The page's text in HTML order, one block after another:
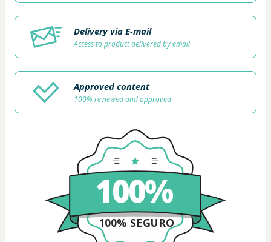
Delivery via E-mail
Access to product delivered by email
Approved content
100% reviewed and approved
100%
100% SEGURO